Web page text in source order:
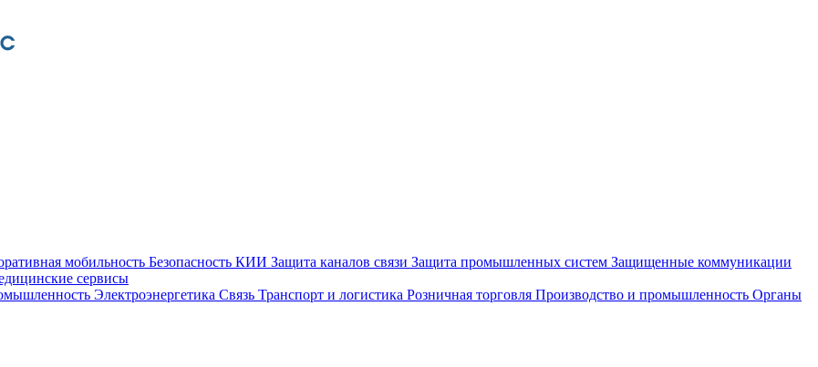
мобильность Безопасность КИИ Защита каналов связи Защита промышленных систем Защищенные коммуникации
сервисы
Электроэнергетика Связь Транспорт и логистика Розничная торговля Производство и промышленность Органы